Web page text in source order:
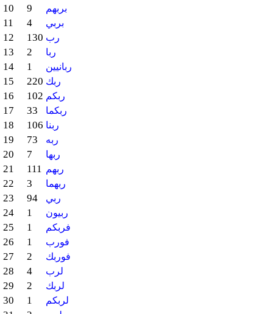
10 9 بربهم
11 4 بربي
12 130 رب
13 2 ربا
14 1 ربانيين
15 220 ربك
16 102 ربكم
17 33 ربكما
18 106 ربنا
19 73 ربه
20 7 ربها
21 111 ربهم
22 3 ربهما
23 94 ربي
24 1 ربيون
25 1 فربكم
26 1 فورب
27 2 فوربك
28 4 لرب
29 2 لربك
30 1 لربكم